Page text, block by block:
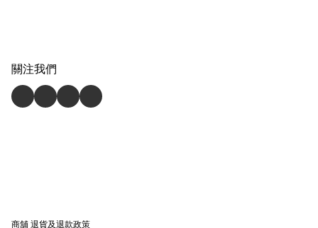
關注我們
商舖退貨及退款政策